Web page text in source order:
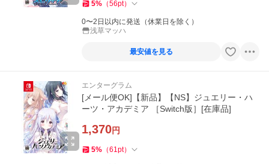
5% （56pt）
0〜2日以内に発送（休業日を除く）
浅草マッハ
最安値を見る
エンターグラム
[メール便OK]【新品】【NS】ジュエリー・ハ
ーツ・アカデミア ［Switch版］[在庫品]
1,370円
5% （61pt）